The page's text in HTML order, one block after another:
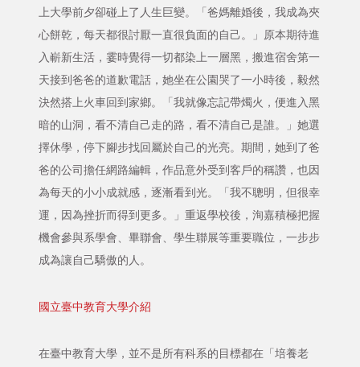
上大學前夕卻碰上了人生巨變。「爸媽離婚後，我成為夾
心餅乾，每天都很討厭一直很負面的自己。」原本期待進
入嶄新生活，霎時覺得一切都染上一層黑，搬進宿舍第一
天接到爸爸的道歉電話，她坐在公園哭了一小時後，毅然
決然搭上火車回到家鄉。「我就像忘記帶燭火，便進入黑
暗的山洞，看不清自己走的路，看不清自己是誰。」她選
擇休學，停下腳步找回屬於自己的光亮。期間，她到了爸
爸的公司擔任網路編輯，作品意外受到客戶的稱讚，也因
為每天的小小成就感，逐漸看到光。「我不聰明，但很幸
運，因為挫折而得到更多。」重返學校後，洵嘉積極把握
機會參與系學會、畢聯會、學生聯展等重要職位，一步步
成為讓自己驕傲的人。
國立臺中教育大學介紹
在臺中教育大學，並不是所有科系的目標都在「培養老